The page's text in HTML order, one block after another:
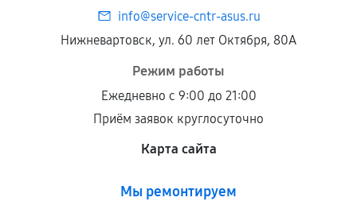
info@service-cntr-asus.ru
Нижневартовск, ул. 60 лет Октября, 80А
Режим работы
Ежедневно с 9:00 до 21:00
Приём заявок круглосуточно
Карта сайта
Мы ремонтируем